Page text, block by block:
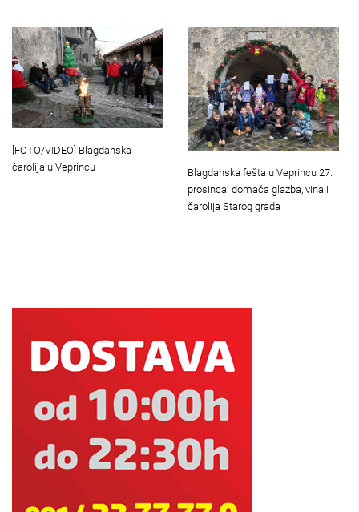
[FOTO/VIDEO] Blagdanska
čarolija u Veprincu
Blagdanska fešta u Veprincu 27.
prosinca: domaća glazba, vina i
čarolija Starog grada